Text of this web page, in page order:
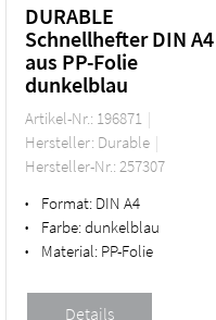
DURABLE
Schnellhefter DIN A4
aus PP-Folie
dunkelblau
Artikel-Nr.: 196871
Hersteller: Durable
Hersteller-Nr.: 257307
• Format: DIN A4
• Farbe:dunkelblau
• Material: PP-Folie